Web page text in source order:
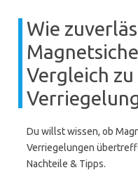
Wie
Vergleich
Du willst wissen, ob
Verriegelungen
Nachteile & Tipps.